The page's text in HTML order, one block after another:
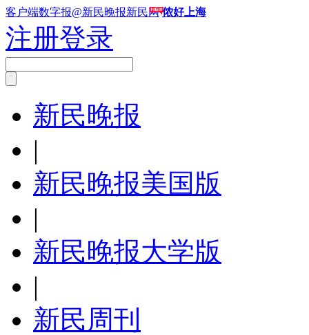
客户端数字报@新民晚报新民网 侬好上海
注册登录
新民晚报
|
新民晚报美国版
|
新民晚报大学版
|
新民周刊